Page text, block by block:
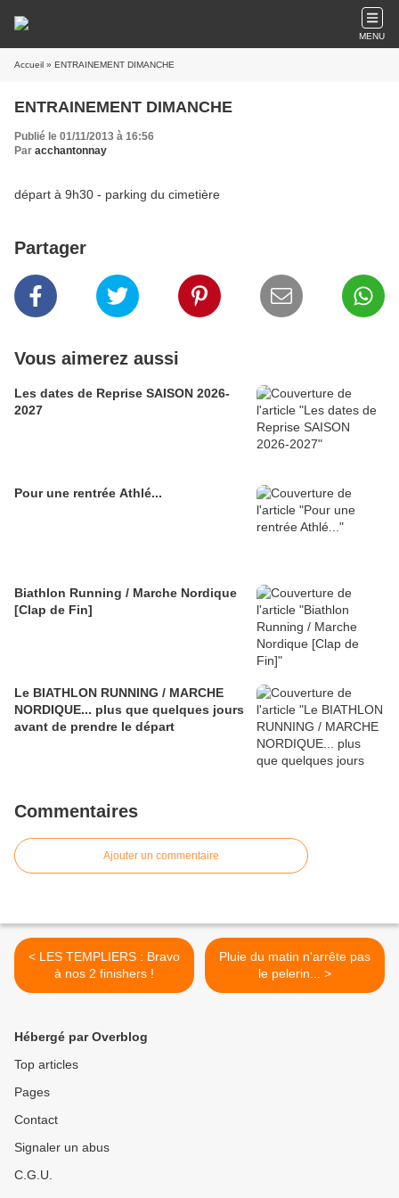
MENU
Accueil » ENTRAINEMENT DIMANCHE
ENTRAINEMENT DIMANCHE
Publié le 01/11/2013 à 16:56
Par acchantonnay
départ à 9h30 - parking du cimetière
Partager
Vous aimerez aussi
Les dates de Reprise SAISON 2026-
2027
Pour une rentrée Athlé...
Biathlon Running / Marche Nordique
[Clap de Fin]
Le BIATHLON RUNNING / MARCHE
NORDIQUE... plus que quelques jours
avant de prendre le départ
Commentaires
Ajouter un commentaire
< LES TEMPLIERS : Bravo
à nos 2 finishers !
Pluie du matin n'arrête pas
le pelerin... >
Hébergé par Overblog
Top articles
Pages
Contact
Signaler un abus
C.G.U.